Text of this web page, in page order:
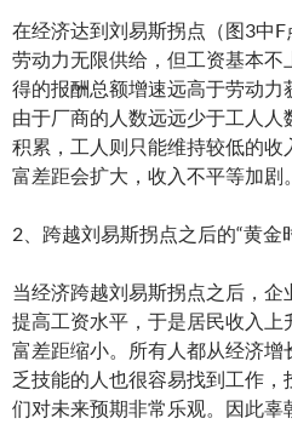
在经济达到刘易斯拐点（图3中
劳动力无限供给，但工资基本
得的报酬总额增速远高于劳动力
由于厂商的人数远远少于工人
积累，工人则只能维持较低的
富差距会扩大，收入不平等加剧。
2、跨越刘易斯拐点之后的“黄金
当经济跨越刘易斯拐点之后，
提高工资水平，于是居民收入
富差距缩小。所有人都从经济
乏技能的人也很容易找到工作，
们对未来预期非常乐观。因此辜